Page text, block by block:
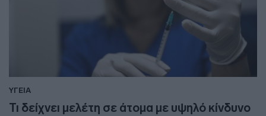
ΥΓΕΙΑ
Τι δείχνει μελέτη σε άτομα με υψηλό κίνδυνο